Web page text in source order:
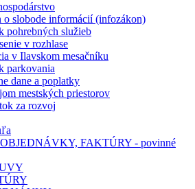
o slobode informácií (infozákon)
pohrebných služieb
v rozhlase
v Ilavskom mesačníku
parkovania
dane a poplatky
mestských priestorov
za rozvoj
FAKTÚRY - povinné